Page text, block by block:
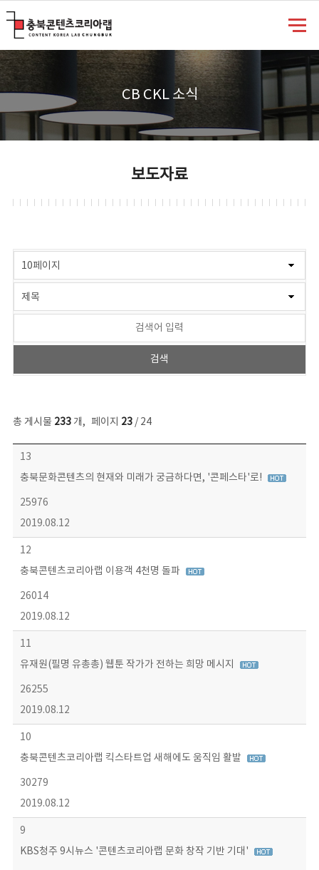
CB CKL 소식
보도자료
총 게시물 233개, 페이지 23/ 24
보도자료 목록 - 번호, 제목, 작성자, 파일, 조회수, 작성일 정보 제공
13
충북문화콘텐츠의 현재와 미래가 궁금하다면, '콘페스타'로!
25976
2019.08.12
12
충북콘텐츠코리아랩 이용객 4천명 돌파
26014
2019.08.12
11
유재원(필명 유총총) 웹툰 작가가 전하는 희망 메시지
26255
2019.08.12
10
충북콘텐츠코리아랩 킥스타트업 새해에도 움직임 활발
30279
2019.08.12
9
KBS청주 9시뉴스 '콘텐츠코리아랩 문화 창작 기반 기대'